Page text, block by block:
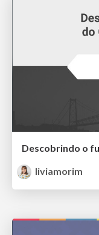
Descobrindo o
liviamorim